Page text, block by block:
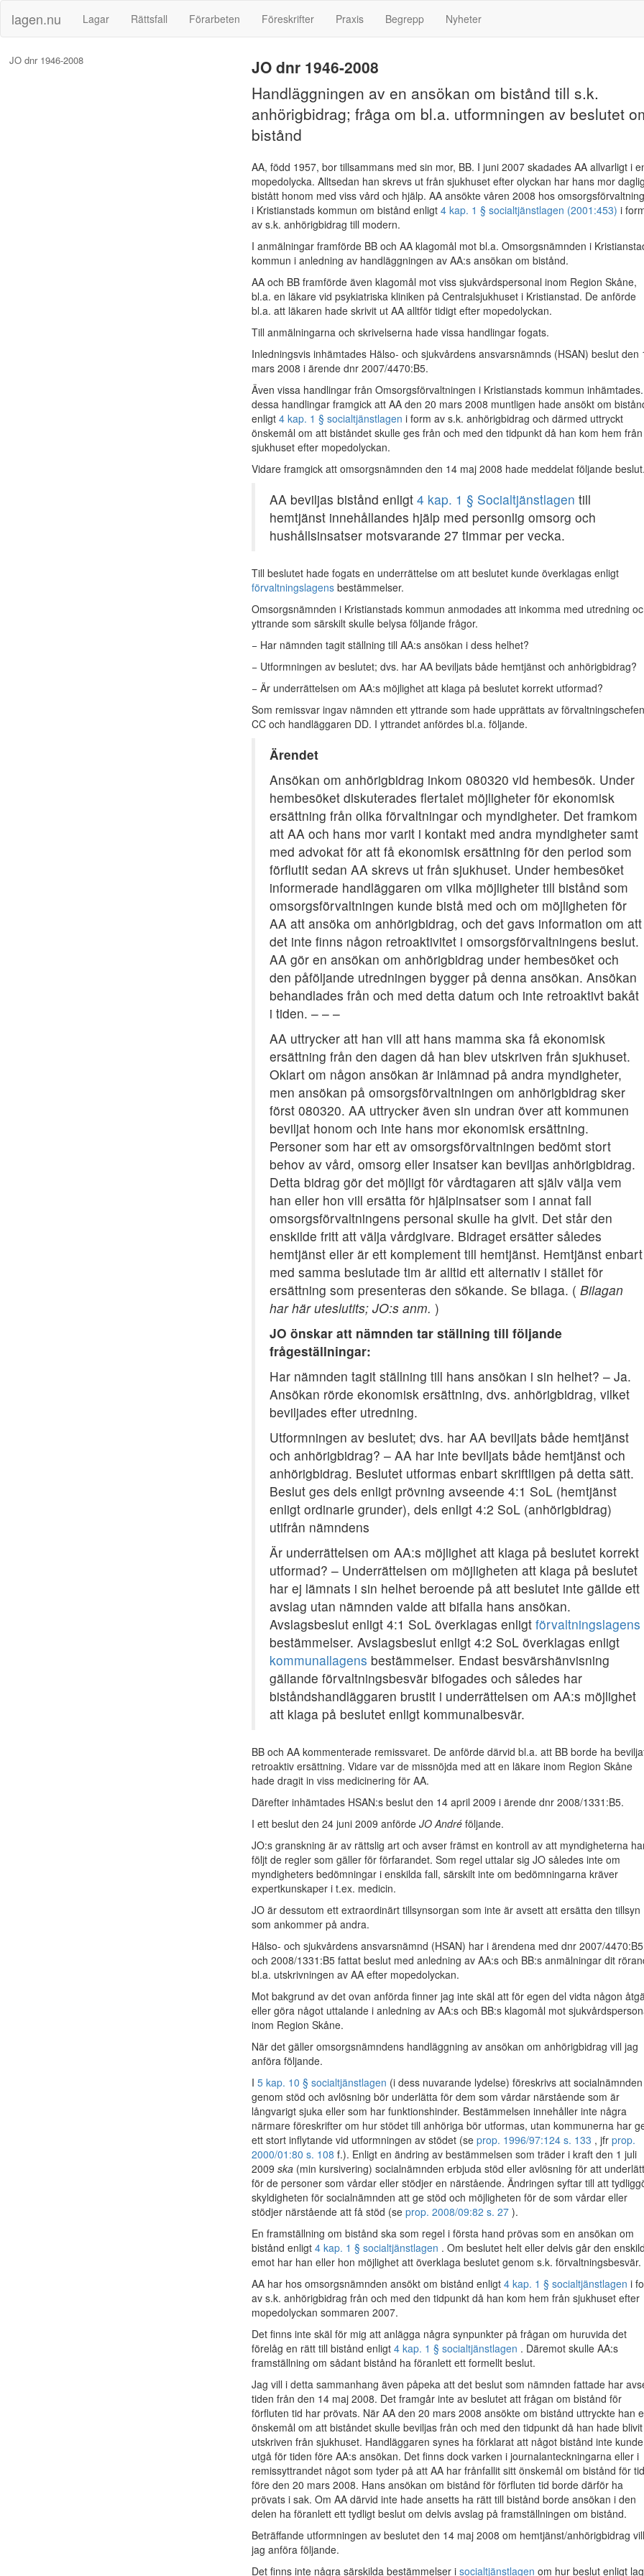
lagen.nu Lagar Rättsfall Förarbeten Föreskrifter Praxis Begrepp Nyheter
JO dnr 1946-2008
JO dnr 1946-2008
Handläggningen av en ansökan om bistånd till s.k.
anhörigbidrag; fråga om bl.a. utformningen av beslutet
bistånd
AA, född 1957, bor tillsammans med sin mor, BB. I juni 2007 skadades AA allvarligt i
mopedolycka. Alltsedan han skrevs ut från sjukhuset efter olyckan har hans mor
bistått honom med viss vård och hjälp. AA ansökte våren 2008 hos
i Kristianstads kommun om bistånd enligt 4 kap. 1 § socialtjänstlagen (2001:453) i
av s.k. anhörigbidrag till modern.
I anmälningar framförde BB och AA klagomål mot bl.a. Omsorgsnämnden i
kommun i anledning av handläggningen av AA:s ansökan om bistånd.
AA och BB framförde även klagomål mot viss sjukvårdspersonal inom Region Skåne,
bl.a. en läkare vid psykiatriska kliniken på Centralsjukhuset i Kristianstad. De anförde
bl.a. att läkaren hade skrivit ut AA alltför tidigt efter mopedolyckan.
Till anmälningarna och skrivelserna hade vissa handlingar fogats.
Inledningsvis inhämtades Hälso- och sjukvårdens ansvarsnämnds (HSAN) beslut den
mars 2008 i ärende dnr 2007/4470:B5.
Även vissa handlingar från Omsorgsförvaltningen i Kristianstads kommun
dessa handlingar framgick att AA den 20 mars 2008 muntligen hade ansökt om
enligt 4 kap. 1 § socialtjänstlagen i form av s.k. anhörigbidrag och därmed uttryckt
önskemål om att biståndet skulle ges från och med den tidpunkt då han kom hem från
sjukhuset efter mopedolyckan.
Vidare framgick att omsorgsnämnden den 14 maj 2008 hade meddelat följande
AA beviljas bistånd enligt 4 kap. 1 § Socialtjänstlagen till
hemtjänst innehållandes hjälp med personlig omsorg och
hushållsinsatser motsvarande 27 timmar per vecka.
Till beslutet hade fogats en underrättelse om att beslutet kunde överklagas enligt
förvaltningslagens bestämmelser.
Omsorgsnämnden i Kristianstads kommun anmodades att inkomma med utredning
yttrande som särskilt skulle belysa följande frågor.
− Har nämnden tagit ställning till AA:s ansökan i dess helhet?
− Utformningen av beslutet; dvs. har AA beviljats både hemtjänst och anhörigbidrag?
− Är underrättelsen om AA:s möjlighet att klaga på beslutet korrekt utformad?
Som remissvar ingav nämnden ett yttrande som hade upprättats av förvaltningschefen
CC och handläggaren DD. I yttrandet anfördes bl.a. följande.
Ärendet
Ansökan om anhörigbidrag inkom 080320 vid hembesök. Under
hembesöket diskuterades flertalet möjligheter för ekonomisk
ersättning från olika förvaltningar och myndigheter. Det framkom
att AA och hans mor varit i kontakt med andra myndigheter samt
med advokat för att få ekonomisk ersättning för den period som
förflutit sedan AA skrevs ut från sjukhuset. Under hembesöket
informerade handläggaren om vilka möjligheter till bistånd som
omsorgsförvaltningen kunde bistå med och om möjligheten för
AA att ansöka om anhörigbidrag, och det gavs information om att
det inte finns någon retroaktivitet i omsorgsförvaltningens beslut.
AA gör en ansökan om anhörigbidrag under hembesöket och
den påföljande utredningen bygger på denna ansökan. Ansökan
behandlades från och med detta datum och inte retroaktivt bakåt
i tiden. – – –
AA uttrycker att han vill att hans mamma ska få ekonomisk
ersättning från den dagen då han blev utskriven från sjukhuset.
Oklart om någon ansökan är inlämnad på andra myndigheter,
men ansökan på omsorgsförvaltningen om anhörigbidrag sker
först 080320. AA uttrycker även sin undran över att kommunen
beviljat honom och inte hans mor ekonomisk ersättning.
Personer som har ett av omsorgsförvaltningen bedömt stort
behov av vård, omsorg eller insatser kan beviljas anhörigbidrag.
Detta bidrag gör det möjligt för vårdtagaren att själv välja vem
han eller hon vill ersätta för hjälpinsatser som i annat fall
omsorgsförvaltningens personal skulle ha givit. Det står den
enskilde fritt att välja vårdgivare. Bidraget ersätter således
hemtjänst eller är ett komplement till hemtjänst. Hemtjänst enbart
med samma beslutade tim är alltid ett alternativ i stället för
ersättning som presenteras den sökande. Se bilaga. ( Bilagan
har här uteslutits; JO:s anm. )
JO önskar att nämnden tar ställning till följande
frågeställningar:
Har nämnden tagit ställning till hans ansökan i sin helhet? – Ja.
Ansökan rörde ekonomisk ersättning, dvs. anhörigbidrag, vilket
beviljades efter utredning.
Utformningen av beslutet; dvs. har AA beviljats både hemtjänst
och anhörigbidrag? – AA har inte beviljats både hemtjänst och
anhörigbidrag. Beslutet utformas enbart skriftligen på detta sätt.
Beslut ges dels enligt prövning avseende 4:1 SoL (hemtjänst
enligt ordinarie grunder), dels enligt 4:2 SoL (anhörigbidrag)
utifrån nämndens
Är underrättelsen om AA:s möjlighet att klaga på beslutet korrekt
utformad? – Underrättelsen om möjligheten att klaga på beslutet
har ej lämnats i sin helhet beroende på att beslutet inte gällde ett
avslag utan nämnden valde att bifalla hans ansökan.
Avslagsbeslut enligt 4:1 SoL överklagas enligt förvaltningslagens
bestämmelser. Avslagsbeslut enligt 4:2 SoL överklagas enligt
kommunallagens bestämmelser. Endast besvärshänvisning
gällande förvaltningsbesvär bifogades och således har
biståndshandläggaren brustit i underrättelsen om AA:s möjlighet
att klaga på beslutet enligt kommunalbesvär.
BB och AA kommenterade remissvaret. De anförde därvid bl.a. att BB borde ha
retroaktiv ersättning. Vidare var de missnöjda med att en läkare inom Region Skåne
hade dragit in viss medicinering för AA.
Därefter inhämtades HSAN:s beslut den 14 april 2009 i ärende dnr 2008/1331:B5.
I ett beslut den 24 juni 2009 anförde JO André följande.
JO:s granskning är av rättslig art och avser främst en kontroll av att myndigheterna
följt de regler som gäller för förfarandet. Som regel uttalar sig JO således inte om
myndigheters bedömningar i enskilda fall, särskilt inte om bedömningarna kräver
expertkunskaper i t.ex. medicin.
JO är dessutom ett extraordinärt tillsynsorgan som inte är avsett att ersätta den tillsyn
som ankommer på andra.
Hälso- och sjukvårdens ansvarsnämnd (HSAN) har i ärendena med dnr 2007/4470:B5
och 2008/1331:B5 fattat beslut med anledning av AA:s och BB:s anmälningar dit
bl.a. utskrivningen av AA efter mopedolyckan.
Mot bakgrund av det ovan anförda finner jag inte skäl att för egen del vidta någon
eller göra något uttalande i anledning av AA:s och BB:s klagomål mot
inom Region Skåne.
När det gäller omsorgsnämndens handläggning av ansökan om anhörigbidrag vill jag
anföra följande.
I 5 kap. 10 § socialtjänstlagen (i dess nuvarande lydelse) föreskrivs att socialnämnden
genom stöd och avlösning bör underlätta för dem som vårdar närstående som är
långvarigt sjuka eller som har funktionshinder. Bestämmelsen innehåller inte några
närmare föreskrifter om hur stödet till anhöriga bör utformas, utan kommunerna har
ett stort inflytande vid utformningen av stödet (se prop. 1996/97:124 s. 133 , jfr prop.
2000/01:80 s. 108 f.). Enligt en ändring av bestämmelsen som träder i kraft den 1 juli
2009 ska (min kursivering) socialnämnden erbjuda stöd eller avlösning för att
för de personer som vårdar eller stödjer en närstående. Ändringen syftar till att
skyldigheten för socialnämnden att ge stöd och möjligheten för de som vårdar eller
stödjer närstående att få stöd (se prop. 2008/09:82 s. 27 ).
En framställning om bistånd ska som regel i första hand prövas som en ansökan om
bistånd enligt 4 kap. 1 § socialtjänstlagen . Om beslutet helt eller delvis går den
emot har han eller hon möjlighet att överklaga beslutet genom s.k. förvaltningsbesvär.
AA har hos omsorgsnämnden ansökt om bistånd enligt 4 kap. 1 § socialtjänstlagen i
av s.k. anhörigbidrag från och med den tidpunkt då han kom hem från sjukhuset efter
mopedolyckan sommaren 2007.
Det finns inte skäl för mig att anlägga några synpunkter på frågan om huruvida det
förelåg en rätt till bistånd enligt 4 kap. 1 § socialtjänstlagen . Däremot skulle AA:s
framställning om sådant bistånd ha föranlett ett formellt beslut.
Jag vill i detta sammanhang även påpeka att det beslut som nämnden fattade har
tiden från den 14 maj 2008. Det framgår inte av beslutet att frågan om bistånd för
förfluten tid har prövats. När AA den 20 mars 2008 ansökte om bistånd uttryckte han
önskemål om att biståndet skulle beviljas från och med den tidpunkt då han hade blivit
utskriven från sjukhuset. Handläggaren synes ha förklarat att något bistånd inte kunde
utgå för tiden före AA:s ansökan. Det finns dock varken i journalanteckningarna eller i
remissyttrandet något som tyder på att AA har frånfallit sitt önskemål om bistånd för
före den 20 mars 2008. Hans ansökan om bistånd för förfluten tid borde därför ha
prövats i sak. Om AA därvid inte hade ansetts ha rätt till bistånd borde ansökan i den
delen ha föranlett ett tydligt beslut om delvis avslag på framställningen om bistånd.
Beträffande utformningen av beslutet den 14 maj 2008 om hemtjänst/anhörigbidrag vill
jag anföra följande.
Det finns inte några särskilda bestämmelser i socialtjänstlagen om hur beslut enligt